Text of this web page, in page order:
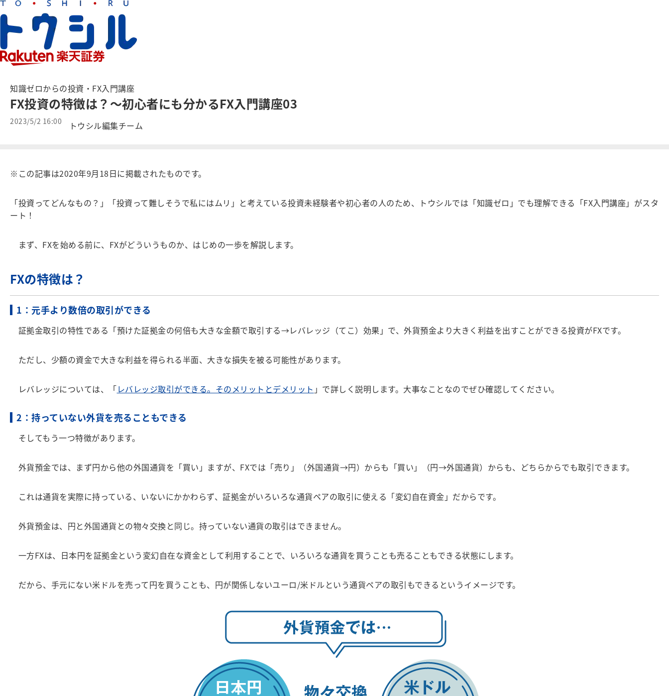
知識ゼロからの投資・FX入門講座
FX投資の特徴は？～初心者にも分かるFX入門講座03
2023/5/2 16:00 トウシル編集チーム
※この記事は2020年9月18日に掲載されたものです。
「投資ってどんなもの？」「投資って難しそうで私にはムリ」と考えている投資未経験者や初心者の人のため、トウシルでは「知識ゼロ」でも理解できる「FX入門講座」がスタ
ート！
まず、FXを始める前に、FXがどういうものか、はじめの一歩を解説します。
FXの特徴は？
1：元手より数倍の取引ができる
証拠金取引の特性である「預けた証拠金の何倍も大きな金額で取引する→レバレッジ（てこ）効果」で、外貨預金より大きく利益を出すことができる投資がFXです。
ただし、少額の資金で大きな利益を得られる半面、大きな損失を被る可能性があります。
レバレッジについては、「レバレッジ取引ができる。そのメリットとデメリット 」で詳しく説明します。大事なことなのでぜひ確認してください。
2：持っていない外貨を売ることもできる
そしてもう一つ特徴があります。
外貨預金では、まず円から他の外国通貨を「買い」ますが、FXでは「売り」（外国通貨→円）からも「買い」（円→外国通貨）からも、どちらからでも取引できます。
これは通貨を実際に持っている、いないにかかわらず、証拠金がいろいろな通貨ペアの取引に使える「変幻自在資金」だからです。
外貨預金は、円と外国通貨との物々交換と同じ。持っていない通貨の取引はできません。
一方FXは、日本円を証拠金という変幻自在な資金として利用することで、いろいろな通貨を買うことも売ることもできる状態にします。
だから、手元にない米ドルを売って円を買うことも、円が関係しないユーロ/米ドルという通貨ペアの取引もできるというイメージです。